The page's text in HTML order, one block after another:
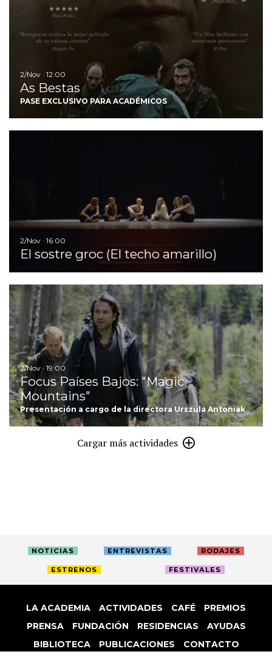
2/Nov · 12:00
As Bestas
PASE EXCLUSIVO PARA ACADÉMICOS
2/Nov · 16:00
El sostre groc (El techo amarillo)
2/Nov · 19:00
Focus Países Bajos: "Magic
Mountains"
Presentación a cargo de la directora Urszula Antoniak
Cargar más actividades
NOTICIAS ENTREVISTAS RODAJES
ESTRENOS FESTIVALES
LA ACADEMIA ACTIVIDADES CAFÉ
PREMIOS
PRENSA
FUNDACIÓN RESIDENCIAS
AYUDAS
BIBLIOTECA
PUBLICACIONES
CONTACTO